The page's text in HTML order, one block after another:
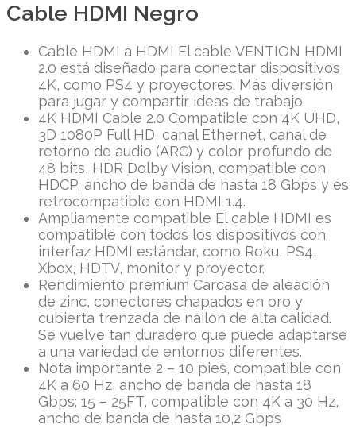
Cable HDMI Negro
Cable HDMI a HDMI El cable VENTION HDMI
2.0 está diseñado para conectar dispositivos
4K, como PS4 y proyectores. Más diversión
para jugar y compartir ideas de trabajo.
4K HDMI Cable 2.0 Compatible con 4K UHD,
3D 1080P Full HD, canal Ethernet, canal de
retorno de audio (ARC) y color profundo de
48 bits, HDR Dolby Vision, compatible con
HDCP, ancho de banda de hasta 18 Gbps y es
retrocompatible con HDMI 1.4.
Ampliamente compatible El cable HDMI es
compatible con todos los dispositivos con
interfaz HDMI estándar, como Roku, PS4,
Xbox, HDTV, monitor y proyector.
Rendimiento premium Carcasa de aleación
de zinc, conectores chapados en oro y
cubierta trenzada de nailon de alta calidad.
Se vuelve tan duradero que puede adaptarse
a una variedad de entornos diferentes.
Nota importante 2 – 10 pies, compatible con
4K a 60 Hz, ancho de banda de hasta 18
Gbps; 15 – 25FT, compatible con 4K a 30 Hz,
ancho de banda de hasta 10,2 Gbps